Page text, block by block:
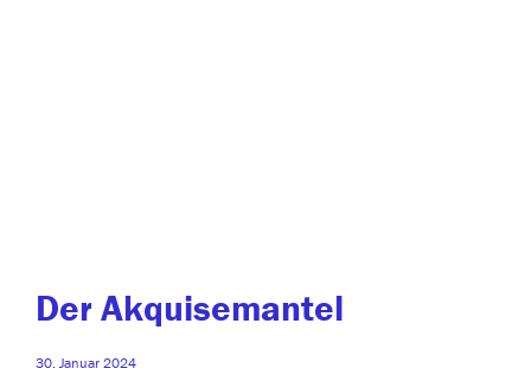
Der Akquisemantel
30. Januar 2024